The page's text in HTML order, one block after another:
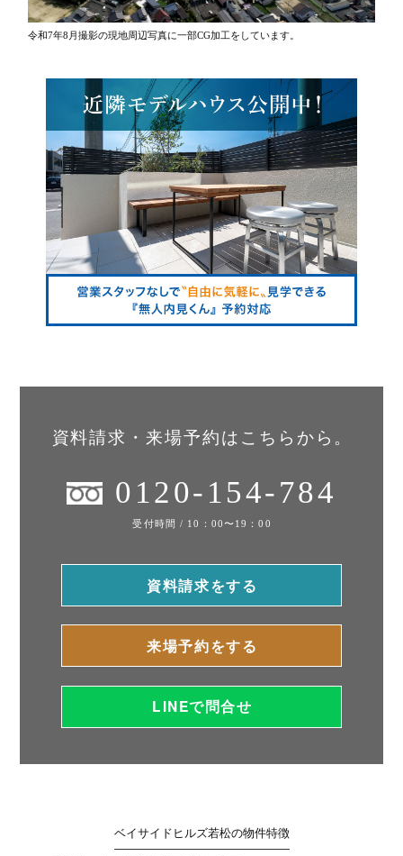
令和7年8月撮影の現地周辺写真に一部CG加工をしています。
資料請求・来場予約はこちらから。
0120-154-784
受付時間 / 10：00〜19：00
資料請求をする
来場予約をする
LINEで問合せ
ベイサイドヒルズ若松の物件特徴